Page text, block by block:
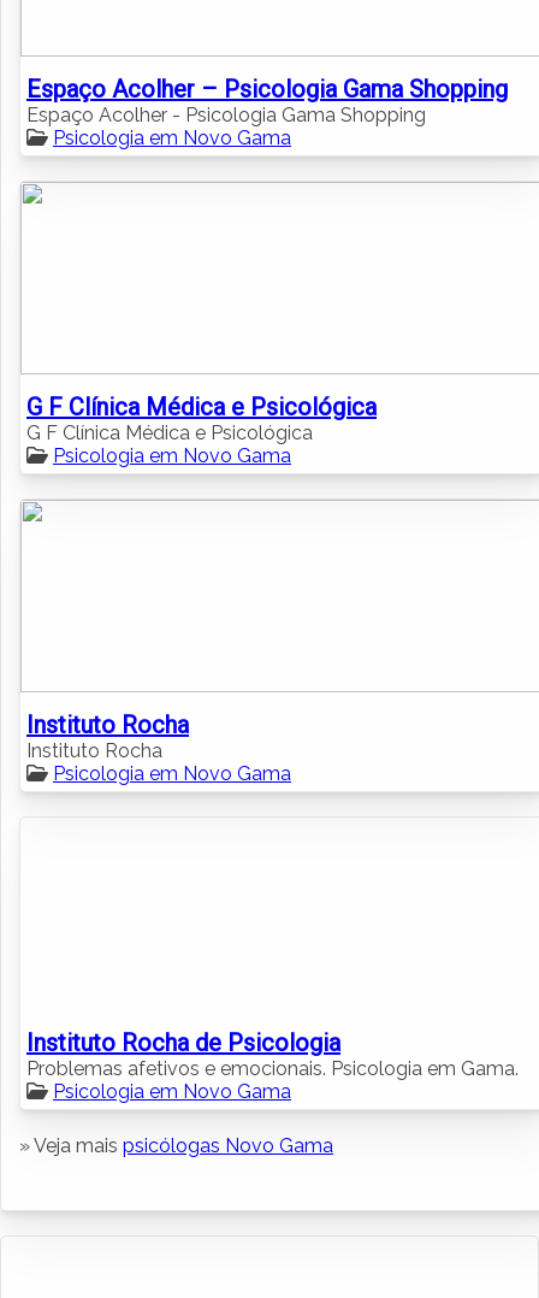
Espaço Acolher – Psicologia Gama Shopping
Espaço Acolher - Psicologia Gama Shopping
Psicologia em Novo Gama
G F Clínica Médica e Psicológica
G F Clínica Médica e Psicológica
Psicologia em Novo Gama
Instituto Rocha
Instituto Rocha
Psicologia em Novo Gama
Instituto Rocha de Psicologia
Problemas afetivos e emocionais. Psicologia em Gama.
Psicologia em Novo Gama
» Veja mais psicólogas Novo Gama